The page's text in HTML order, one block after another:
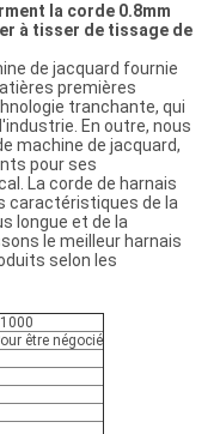
la corde 0.8mm
à tisser de tissage de
de jacquard fournie
premières
tranchante, qui
En outre, nous
machine de jacquard,
pour ses
La corde de harnais
caractéristiques de la
longue et de la
le meilleur harnais
selon les
être négocié